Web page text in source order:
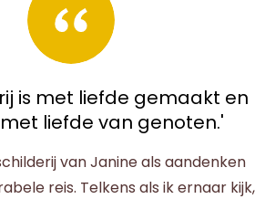
is met liefde gemaakt en
liefde van genoten.'
van Janine als aandenken
reis. Telkens als ik ernaar kijk,